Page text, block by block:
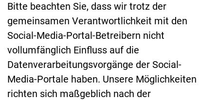
Bitte beachten Sie, dass wir trotz der
gemeinsamen Verantwortlichkeit mit den
Social-Media-Portal-Betreibern nicht
vollumfänglich Einfluss auf die
Datenverarbeitungsvorgänge der Social-
Media-Portale haben. Unsere Möglichkeiten
richten sich maßgeblich nach der